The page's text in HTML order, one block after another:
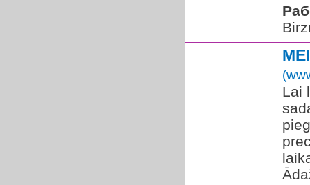
Lai